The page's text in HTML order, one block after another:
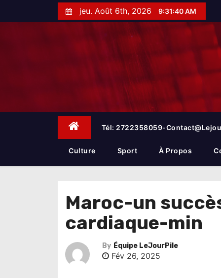
t
jeu. Août 6th, 2026 9:31:41 AM
Tél: 2722358059-
Culture Sport À Propos
Maroc-un
cardiaque-min
By Équipe LeJourPile
Fév 26, 2025